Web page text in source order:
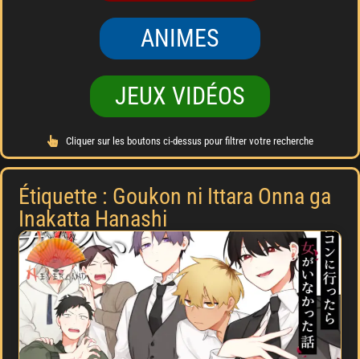
ANIMES
JEUX VIDÉOS
Cliquer sur les boutons ci-dessus pour filtrer votre recherche
Étiquette : Goukon ni Ittara Onna ga
Inakatta Hanashi